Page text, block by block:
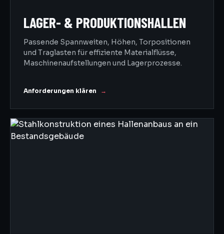
LAGER- & PRODUKTIONSHALLEN
Passende Spannweiten, Höhen, Torpositionen
und Traglasten für effiziente Materialflüsse,
Maschinenaufstellungen und Lagerprozesse.
Anforderungen klären